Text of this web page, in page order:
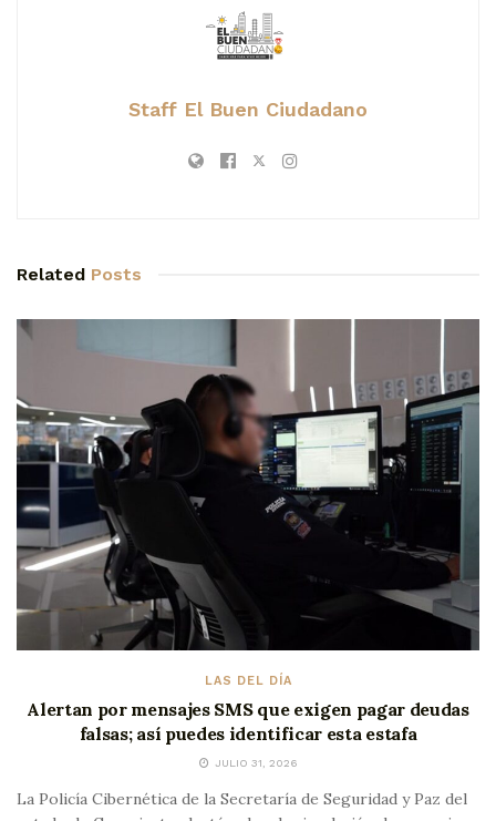
Staff El Buen Ciudadano
Related Posts
LAS DEL DÍA
Alertan por mensajes SMS que exigen pagar deudas
falsas; así puedes identificar esta estafa
JULIO 31, 2026
La Policía Cibernética de la Secretaría de Seguridad y Paz del